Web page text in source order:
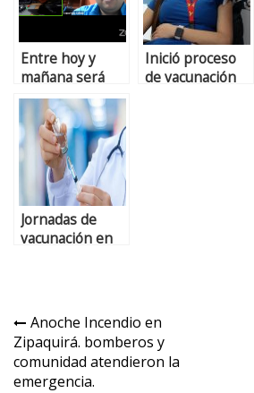
Entre hoy y
mañana será
inmunizado
personal que
labora en la UCI
en Cajicá
Inició proceso
de vacunación
Jornadas de
vacunación en
Anoche Incendio en
Zipaquirá. bomberos y
comunidad atendieron la
emergencia.